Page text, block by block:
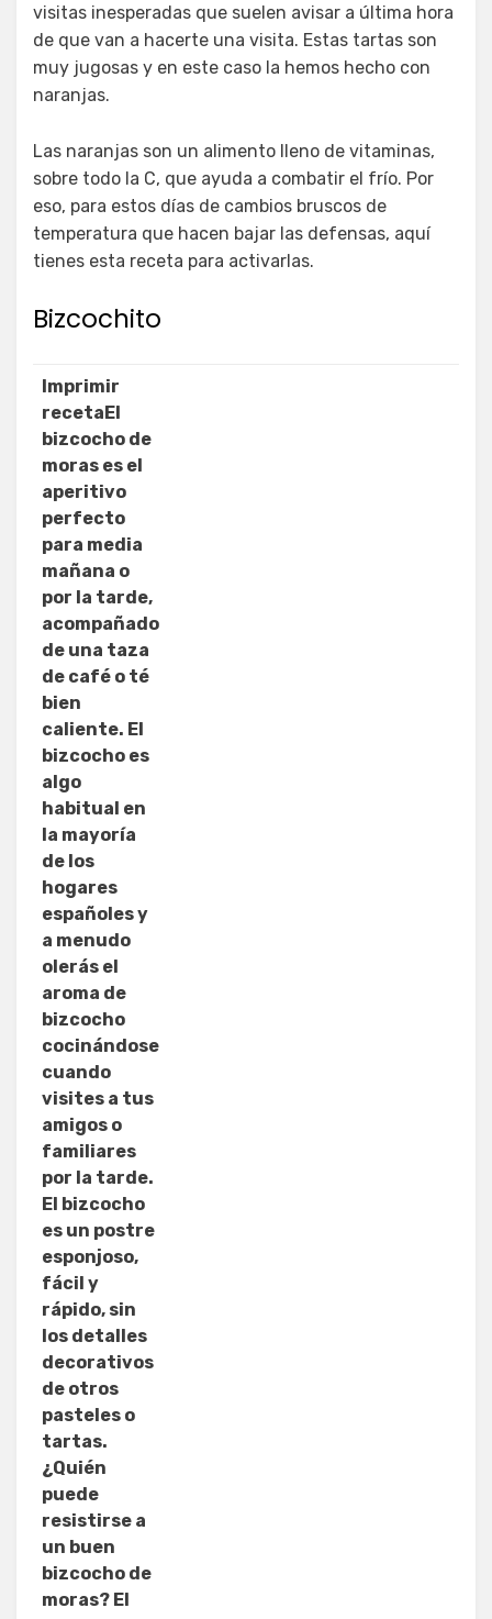
visitas inesperadas que suelen avisar a última hora
de que van a hacerte una visita. Estas tartas son
muy jugosas y en este caso la hemos hecho con
naranjas.
Las naranjas son un alimento lleno de vitaminas,
sobre todo la C, que ayuda a combatir el frío. Por
eso, para estos días de cambios bruscos de
temperatura que hacen bajar las defensas, aquí
tienes esta receta para activarlas.
Bizcochito
Imprimir
recetaEl
bizcocho de
moras es el
aperitivo
perfecto
para media
mañana o
por la tarde,
acompañado
de una taza
de café o té
bien
caliente. El
bizcocho es
algo
habitual en
la mayoría
de los
hogares
españoles y
a menudo
olerás el
aroma de
bizcocho
cocinándose
cuando
visites a tus
amigos o
familiares
por la tarde.
El bizcocho
es un postre
esponjoso,
fácil y
rápido, sin
los detalles
decorativos
de otros
pasteles o
tartas.
¿Quién
puede
resistirse a
un buen
bizcocho de
moras? El